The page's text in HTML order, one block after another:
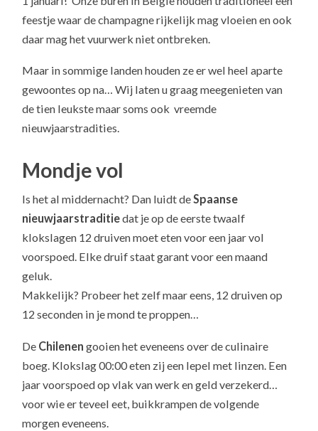
feestje waar de champagne rijkelijk mag vloeien en ook
daar mag het vuurwerk niet ontbreken.
Maar in sommige landen houden ze er wel heel aparte
gewoontes op na… Wij laten u graag meegenieten van
de tien leukste maar soms ook vreemde
nieuwjaarstradities.
Mondje vol
Is het al middernacht? Dan luidt deSpaanse
nieuwjaarstraditiedat je op de eerste twaalf
klokslagen 12 druiven moet eten voor een jaar vol
voorspoed. Elke druif staat garant voor een maand
geluk.
Makkelijk? Probeer het zelf maar eens, 12 druiven op
12 seconden in je mond te proppen…
De Chilenen gooien het eveneens over de culinaire
boeg. Klokslag 00:00 eten zij een lepel met linzen. Een
jaar voorspoed op vlak van werk en geld verzekerd…
voor wie er teveel eet, buikkrampen de volgende
morgen eveneens.